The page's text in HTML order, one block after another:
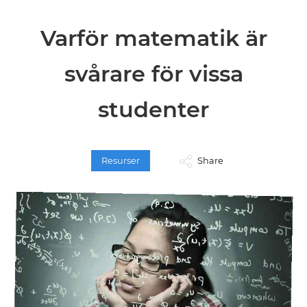
Varför matematik är
svårare för vissa
studenter
Resurser Share